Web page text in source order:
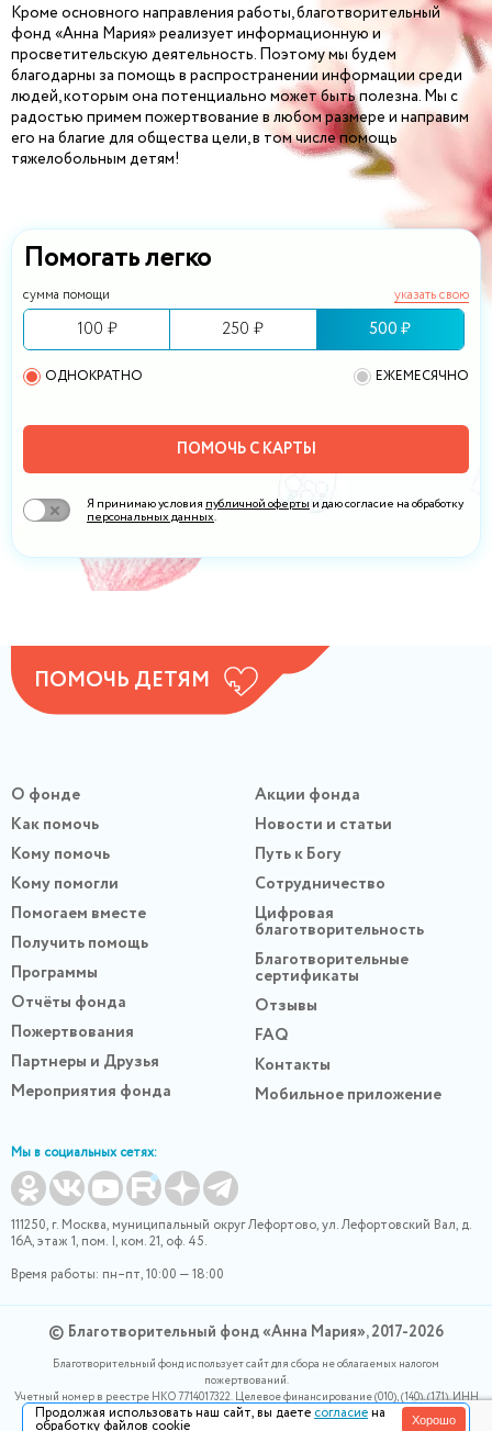
Помогать легко
сумма помощи указать свою
100 ₽ 250 ₽ 500 ₽
ОДНОКРАТНО ЕЖЕМЕСЯЧНО
ПОМОЧЬ С КАРТЫ
Я принимаю условия публичной оферты и даю согласие на обработку
персональных данных.
Кроме основного направления работы, благотворительный
фонд «Анна Мария» реализует информационную и
просветительскую деятельность. Поэтому мы будем
благодарны за помощь в распространении информации среди
людей, которым она потенциально может быть полезна. Мы с
радостью примем пожертвование в любом размере и направим
его на благие для общества цели, в том числе помощь
тяжелобольным детям!
ПОМОЧЬ ДЕТЯМ
О фонде
Как помочь
Кому помочь
Кому помогли
Помогаем вместе
Получить помощь
Программы
Отчёты фонда
Пожертвования
Партнеры и Друзья
Мероприятия фонда
Акции фонда
Новости и статьи
Путь к Богу
Сотрудничество
Цифровая
благотворительность
Благотворительные
сертификаты
Отзывы
FAQ
Контакты
Мобильное приложение
Мы в социальных сетях:
111250, г. Москва, муниципальный округ Лефортово, ул. Лефортовский Вал, д.
16А, этаж 1, пом. I, ком. 21, оф. 45.
Время работы: пн–пт, 10:00 — 18:00
© Благотворительный фонд «Анна Мария», 2017-2026
Благотворительный фонд использует сайт для сбора не облагаемых налогом
пожертвований.
Учетный номер в реестре НКО 7714017322. Целевое финансирование (010), (140), (171). ИНН
0400007265, ОГРН 1180400000220. Номер в реестре Роскомнадзора 77-24-166339
Продолжая использовать наш сайт, вы даете согласиена
обработку файлов cookie Хорошо